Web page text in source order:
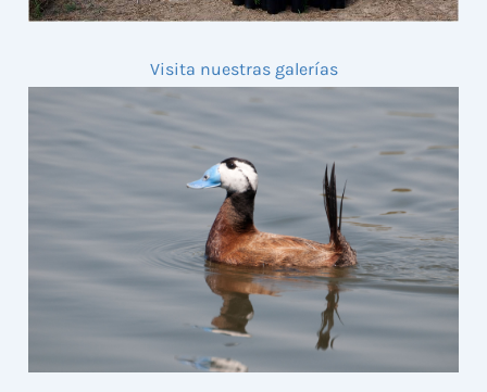
Visita nuestras galerías